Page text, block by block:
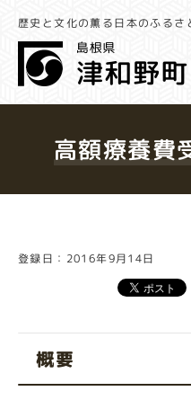
歴史と文化の薫る日本のふるさ
高額療養費
登録日：2016年9月14日
概要